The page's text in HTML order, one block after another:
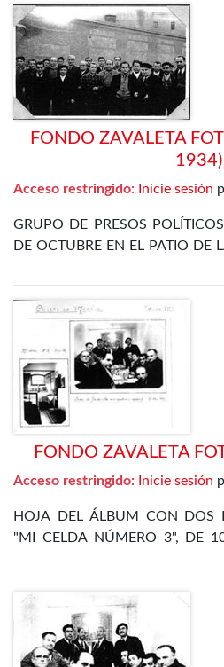
FONDO ZAVALETA
1934)
Acceso restringido: Inicie sesión
GRUPO DE PRESOS
DE OCTUBRE EN EL PATIO DE
ENCUENTRA EL PROPIO
FRANCISCO, JOSÉ GÓMEZ
DÍAZ ALOR
FONDO ZAVALETA
Acceso restringido: Inicie sesión
HOJA DEL ÁLBUM CON DOS
"MI CELDA NÚMERO 3", DE
DEPARTAMENTO ESPECIAL,
1935